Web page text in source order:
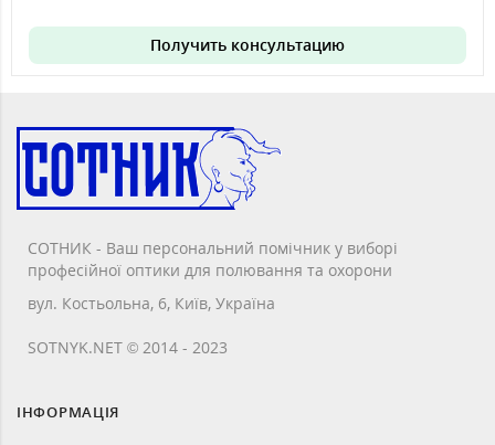
Получить консультацию
СОТНИК - Ваш персональний помічник у виборі
професійної оптики для полювання та охорони
вул. Костьольна, 6, Київ, Україна
SOTNYK.NET © 2014 - 2023
ІНФОРМАЦІЯ